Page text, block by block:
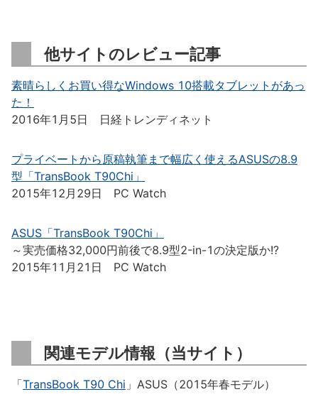
他サイトのレビュー記事
素晴らしくお買い得なWindows 10搭載タブレットがあっ
た！
2016年1月5日 日経トレンディネット
プライベートから原稿執筆まで幅広く使えるASUSの8.9
型「TransBook T90Chi」
2015年12月29日 PC Watch
ASUS「TransBook T90Chi」
～実売価格32,000円前後で8.9型2-in-1の決定版か!?
2015年11月21日 PC Watch
関連モデル情報（当サイト）
「TransBook T90 Chi 」ASUS（2015年春モデル）